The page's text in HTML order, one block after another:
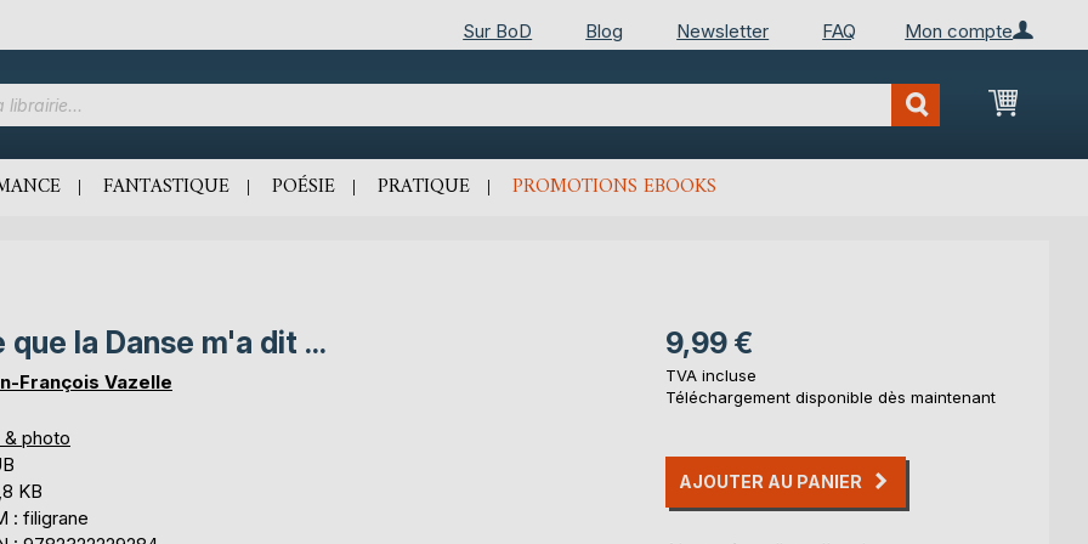
Mon compte
Sur BoD Blog Newsletter FAQ
Mon
FANTASTIQUE POÉSIE PRATIQUE PROMOTIONS EBOOKS
que la Danse m'a dit ...
François Vazelle
& photo
KB
: filigrane
9,99 €
TVA incluse
Téléchargement disponible dès maintenant
AJOUTER AU PANIER